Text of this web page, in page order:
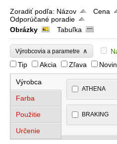
Zoradiť podľa: Názov Cena
Odporúčané poradie
Obrázky
Tabuľka
Výrobcovia a parametre ∧
Tip
Akcia Zľava
Výrobca
Farba
Použitie
Určenie
ATHENA
BRAKING